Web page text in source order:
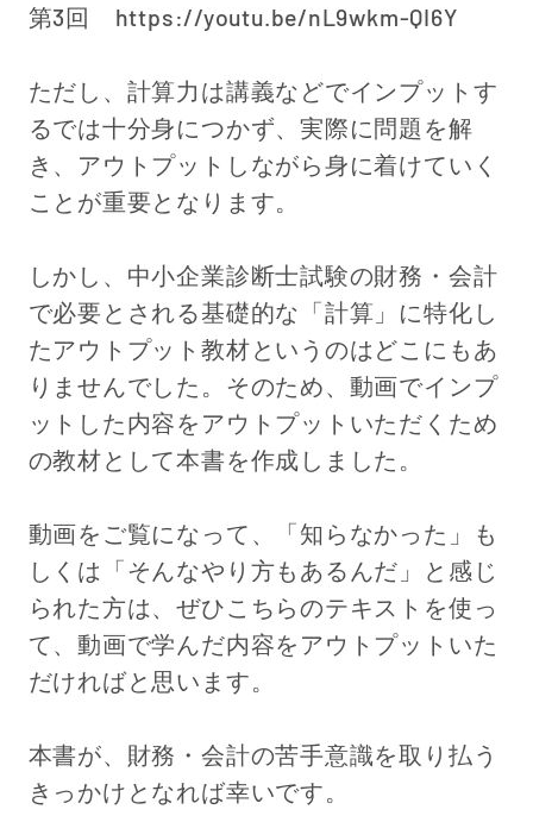
第3回 https://youtu.be/nL9wkm-QI6Y
ただし、計算力は講義などでインプットす
るでは十分身につかず、実際に問題を解
き、アウトプットしながら身に着けていく
ことが重要となります。
しかし、中小企業診断士試験の財務・会計
で必要とされる基礎的な「計算」に特化し
たアウトプット教材というのはどこにもあ
りませんでした。そのため、動画でインプ
ットした内容をアウトプットいただくため
の教材として本書を作成しました。
動画をご覧になって、「知らなかった」も
しくは「そんなやり方もあるんだ」と感じ
られた方は、ぜひこちらのテキストを使っ
て、動画で学んだ内容をアウトプットいた
だければと思います。
本書が、財務・会計の苦手意識を取り払う
きっかけとなれば幸いです。